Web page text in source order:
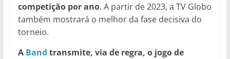
competição por ano. A partir de 2023, a TV Globo
também mostrará o melhor da fase decisiva do
torneio.
A Band transmite, via de regra, o jogo de